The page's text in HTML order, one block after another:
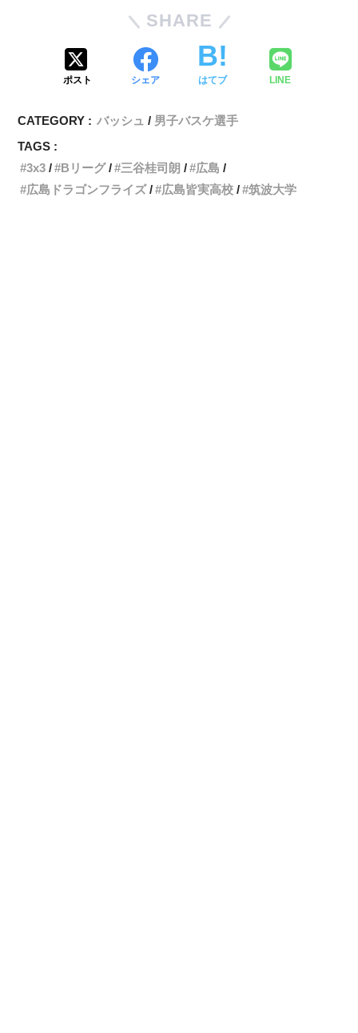
SHARE
ポスト シェア はてブ LINE
CATEGORY : バッシュ
男子バスケ選手
TAGS :
3x3
Bリーグ 三谷桂司朗
広島
広島ドラゴンフライズ
広島皆実高校 筑波大学